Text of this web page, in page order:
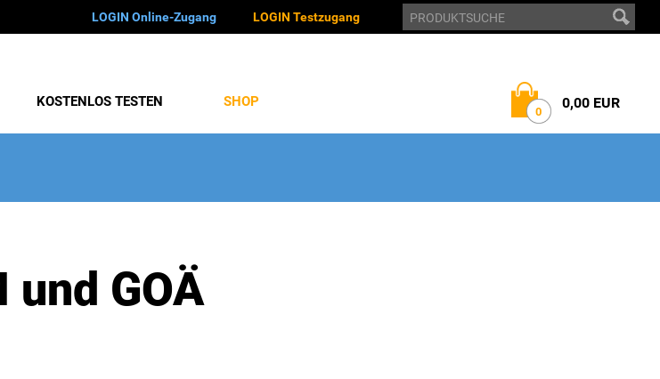
LOGIN Online-Zugang LOGIN Testzugang
KOSTENLOS TESTEN SHOP
0 0,00 EUR
und GOÄ